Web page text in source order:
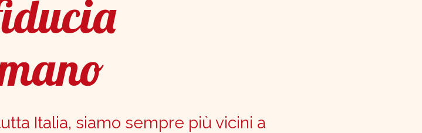
Italia, siamo sempre più vicini a